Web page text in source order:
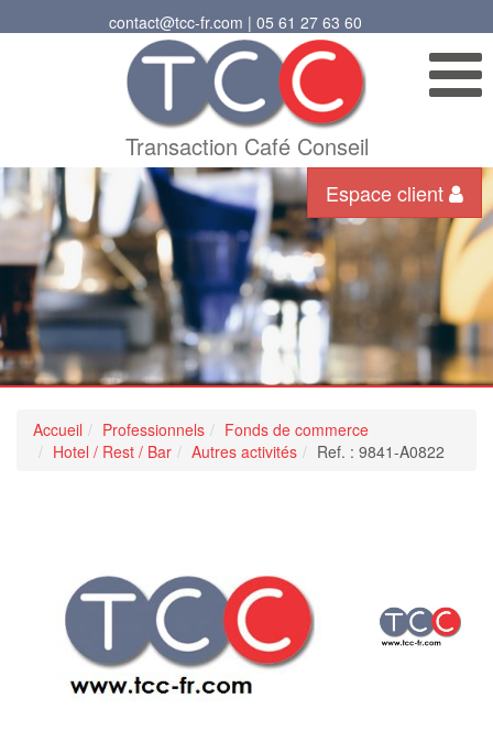
contact@tcc-fr.com | 05 61 27 63 60
Transaction Café Conseil
Espace client
Accueil Professionnels
Fonds de commerce
Hotel / Rest / Bar
Autres activités Ref. : 9841-A0822